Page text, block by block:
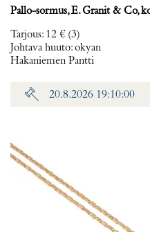
Pallo-sormus, E. Granit & Co,
Tarjous: 12 € (3)
Johtava huuto:okyan
Hakaniemen Pantti
20.8.2026 19:10:00